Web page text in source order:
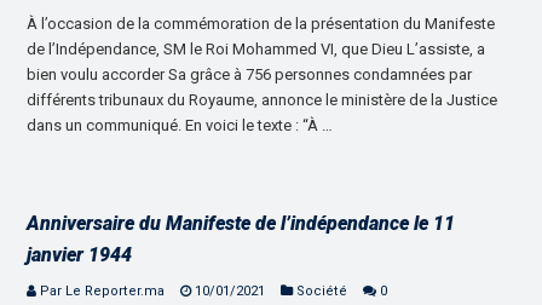
À l’occasion de la commémoration de la présentation du Manifeste
de l’Indépendance, SM le Roi Mohammed VI, que Dieu L’assiste, a
bien voulu accorder Sa grâce à 756 personnes condamnées par
différents tribunaux du Royaume, annonce le ministère de la Justice
dans un communiqué. En voici le texte : “À …
Anniversaire du Manifeste de l’indépendance le 11
janvier 1944
Par Le Reporter.ma 10/01/2021 Société 0